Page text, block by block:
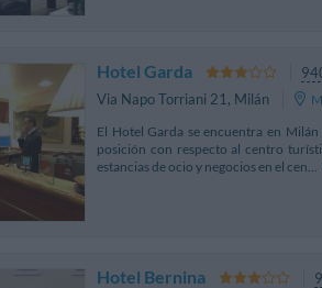
Hotel Garda
Via Napo Torriani 21, Milán
El Hotel Garda se encuentra en
posición con respecto al centro
estancias de ocio y negocios en el cen...
Hotel Bernina